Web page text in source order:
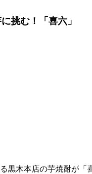
挑む！「喜六」
黒木本店の芋焼酎が